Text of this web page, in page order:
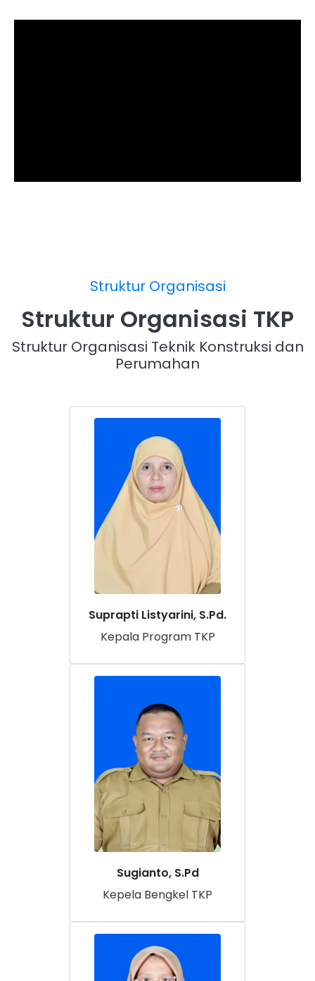
Struktur Organisasi
Struktur Organisasi TKP
Struktur Organisasi Teknik Konstruksi dan
Perumahan
Suprapti Listyarini, S.Pd.
Kepala Program TKP
Sugianto, S.Pd
Kepela Bengkel TKP